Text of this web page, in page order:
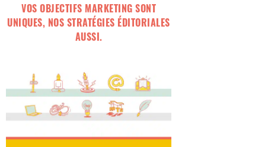
VOS OBJECTIFS MARKETING SONT
UNIQUES, NOS STRATÉGIES ÉDITORIALES
AUSSI.